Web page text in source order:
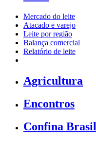
Mercado do leite
Atacado e varejo
Leite por região
Balança comercial
Relatório de leite
Agricultura
Encontros
Confina Brasil